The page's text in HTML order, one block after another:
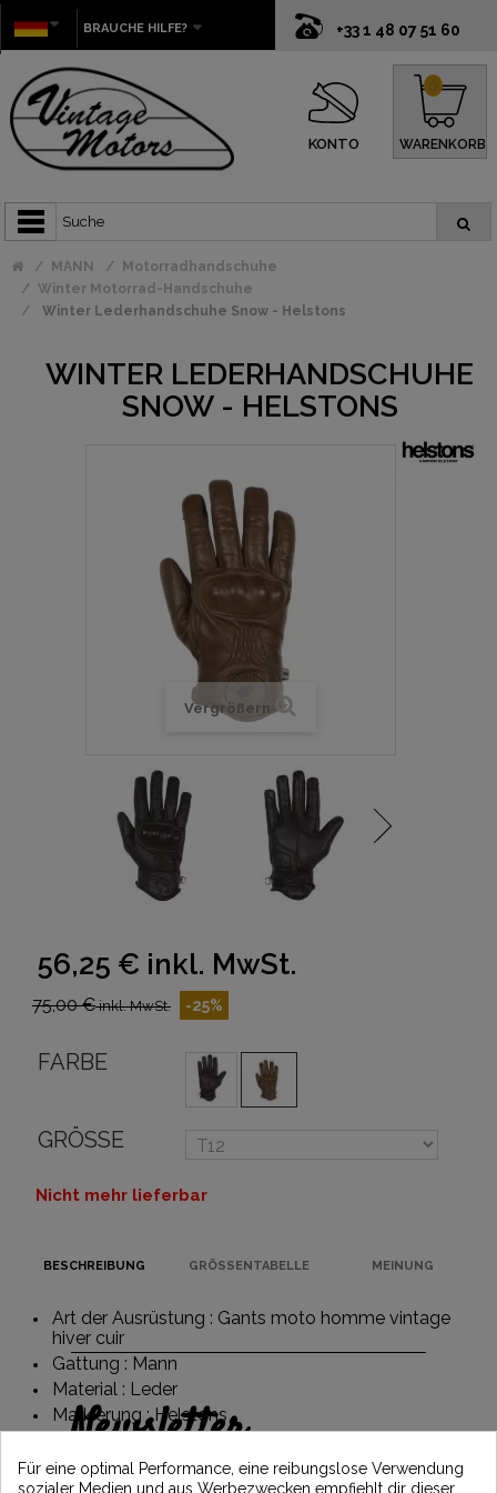
+33 1 48 07 51 60
BRAUCHE HILFE?
KONTO WARENKORB
0
MANN
Motorradhandschuhe
Winter Motorrad-Handschuhe
Winter Lederhandschuhe Snow - Helstons
WINTER LEDERHANDSCHUHE
SNOW - HELSTONS
Vergrößern
56,25 € inkl. MwSt.
75,00 €inkl. MwSt. -25%
FARBE
GRÖSSE
Nicht mehr lieferbar
BESCHREIBUNG GRÖSSENTABELLE MEINUNG
Art der Ausrüstung : Gants moto homme vintage
hiver cuir
Gattung : Mann
Material : Leder
Markierung : Helstons
Newsletter
Erhalten Sie 5€ Rabatt auf Ihre erste
Bestellung, indem Sie sich anmelden und
Für eine optimal Performance, eine reibungslose Verwendung
sozialer Medien und aus Werbezwecken empfiehlt dir dieser